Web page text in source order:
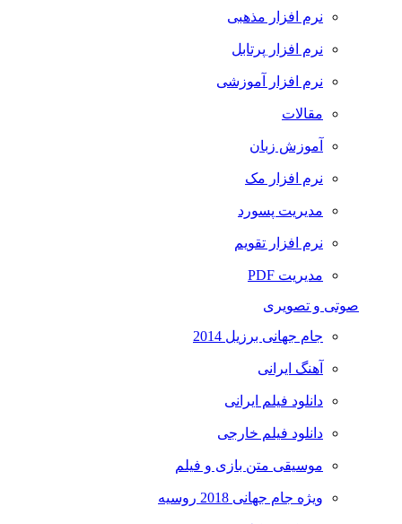
نرم افزار مذهبی
نرم افزار پرتابل
نرم افزار آموزشی
مقالات
آموزش زبان
نرم افزار مک
مدیریت پسورد
نرم افزار تقویم
مدیریت PDF
صوتی و تصویری
جام جهانی برزیل 2014
آهنگ ایرانی
دانلود فیلم ایرانی
دانلود فیلم خارجی
موسیقی متن بازی و فیلم
ویژه جام جهانی 2018 روسیه